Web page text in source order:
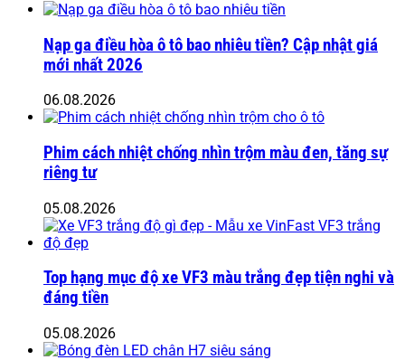
Nạp ga điều hòa ô tô bao nhiêu tiền? Cập nhật giá
mới nhất 2026
06.08.2026
Phim cách nhiệt chống nhìn trộm màu đen, tăng sự
riêng tư
05.08.2026
Top hạng mục độ xe VF3 màu trắng đẹp tiện nghi và
đáng tiền
05.08.2026